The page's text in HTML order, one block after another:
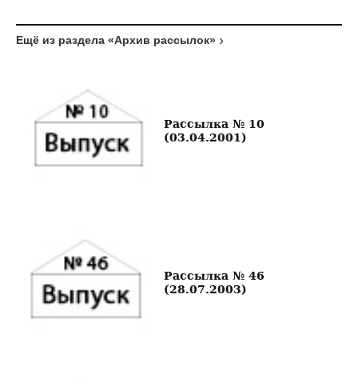
Ещё из раздела «Архив рассылок»
Рассылка № 10
(03.04.2001)
Рассылка № 46
(28.07.2003)